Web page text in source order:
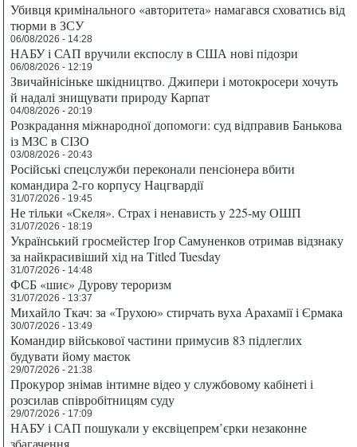
Убивця кримінального «авторитета» намагався сховатись від
тюрми в ЗСУ
06/08/2026 - 14:28
НАБУ і САП вручили експослу в США нові підозри
06/08/2026 - 12:19
Звичайнісіньке шкідництво. Джипери і мотокросери хочуть
й надалі знищувати природу Карпат
04/08/2026 - 20:19
Розкрадання міжнародної допомоги: суд відправив Банькова
із МЗС в СІЗО
03/08/2026 - 20:43
Російські спецслужби переконали пенсіонера вбити
командира 2-го корпусу Нацгвардії
31/07/2026 - 19:45
Не тільки «Скеля». Страх і ненависть у 225-му ОШП
31/07/2026 - 18:19
Український гросмейстер Ігор Самуненков отримав відзнаку
за найкрасивіший хід на Titled Tuesday
31/07/2026 - 14:48
ФСБ «шиє» Дурову тероризм
31/07/2026 - 13:37
Михайло Ткач: за «Трухою» стирчать вуха Арахамії і Єрмака
30/07/2026 - 13:49
Командир військової частини примусив 83 підлеглих
будувати йому маєток
29/07/2026 - 21:38
Прокурор знімав інтимне відео у службовому кабінеті і
розсилав співробітницям суду
29/07/2026 - 17:09
НАБУ і САП пошукали у ексвіцепрем’єрки незаконне
збагачення